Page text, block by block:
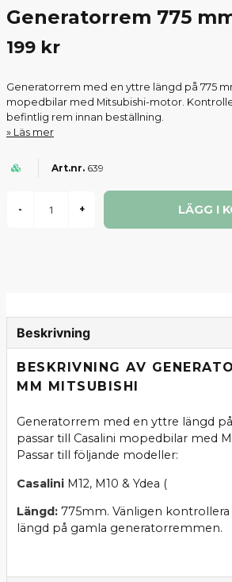
Generatorrem 775
199 kr
Generatorrem med en yttre längd på 775
mopedbilar med Mitsubishi-motor.
befintlig rem innan beställning.
Läs mer
639
- + LÄGG I
Beskrivning
BESKRIVNING AV
MM MITSUBISHI
Generatorrem med en yttre längd
passar till Casalini mopedbilar med
Passar till följande modeller:
Casalini M12, M10 & Ydea (
Längd: 775mm. Vänligen
längd på gamla generatorremmen.